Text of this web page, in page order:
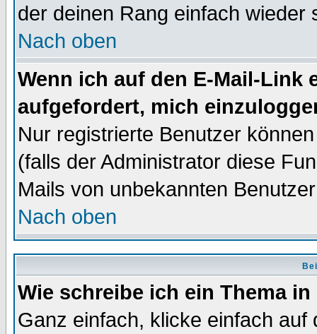
der deinen Rang einfach wieder
Nach oben
Wenn ich auf den E-Mail-Link
aufgefordert, mich
Nur registrierte Benutzer
(falls der Administrator diese
Mails von unbekannten
Nach oben
Wie schreibe ich ein Thema
Ganz einfach, klicke einfach